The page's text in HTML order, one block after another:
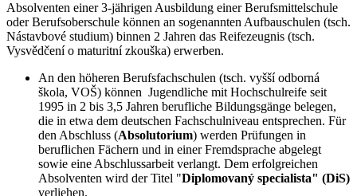
Absolventen einer 3-jährigen Ausbildung einer Berufsmittelschule
oder Berufsoberschule können an sogenannten Aufbauschulen (tsch.
Nástavbové studium) binnen 2 Jahren das Reifezeugnis (tsch.
Vysvědčení o maturitní zkouška) erwerben.
An den höheren Berufsfachschulen (tsch. vyšší odborná
škola, VOŠ) können Jugendliche mit Hochschulreife seit
1995 in 2 bis 3,5 Jahren berufliche Bildungsgänge belegen,
die in etwa dem deutschen Fachschulniveau entsprechen. Für
den Abschluss (Absolutorium) werden Prüfungen in
beruflichen Fächern und in einer Fremdsprache abgelegt
sowie eine Abschlussarbeit verlangt. Dem erfolgreichen
Absolventen wird der Titel "Diplomovaný specialista" (DiS)
verliehen.